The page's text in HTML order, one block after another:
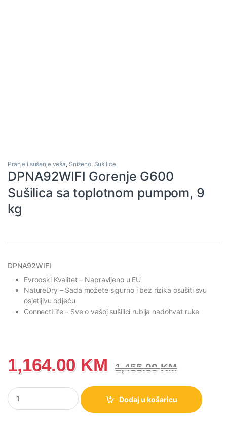
Pranje i sušenje veša, Sniženo, Sušilice
DPNA92WIFI Gorenje G600
Sušilica sa toplotnom pumpom, 9
kg
DPNA92WIFI
Evropski Kvalitet– Napravljeno u EU
NatureDry – Sada možete sigurno i bez rizika osušiti svu
osjetljivu odjeću
ConnectLife– Sve o vašoj sušilici rublja nadohvat ruke
1,164.00 KM 1,455.00KM
DPNA92WIFI Gorenje G600 Sušilica sa toplotnom pumpom, 9
Dodaj u košaricu